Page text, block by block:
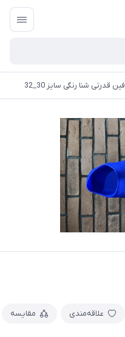
فین قدرتی شنا رنگی سایز 30_32
علاقه‌مندی مقایسه